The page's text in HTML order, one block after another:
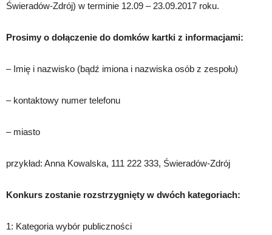
Świeradów-Zdrój) w terminie 12.09 – 23.09.2017 roku.
Prosimy o dołączenie do domków kartki z informacjami:
– Imię i nazwisko (bądź imiona i nazwiska osób z zespołu)
– kontaktowy numer telefonu
– miasto
przykład: Anna Kowalska, 111 222 333, Świeradów-Zdrój
Konkurs zostanie rozstrzygnięty w dwóch kategoriach:
1: Kategoria wybór publiczności